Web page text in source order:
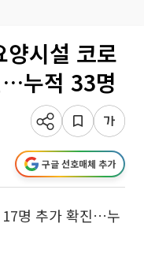
시설 코로
누적 33명
구글 선호매체 추가
17명 추가 확진…누